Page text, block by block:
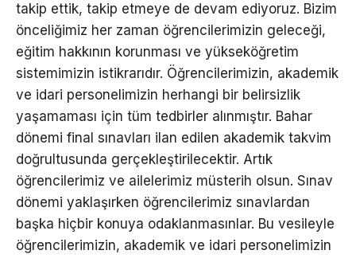
takip ettik, takip etmeye de devam ediyoruz. Bizim
önceliğimiz her zaman öğrencilerimizin geleceği,
eğitim hakkının korunması ve yükseköğretim
sistemimizin istikrarıdır. Öğrencilerimizin, akademik
ve idari personelimizin herhangi bir belirsizlik
yaşamaması için tüm tedbirler alınmıştır. Bahar
dönemi final sınavları ilan edilen akademik takvim
doğrultusunda gerçekleştirilecektir. Artık
öğrencilerimiz ve ailelerimiz müsterih olsun. Sınav
dönemi yaklaşırken öğrencilerimiz sınavlardan
başka hiçbir konuya odaklanmasınlar. Bu vesileyle
öğrencilerimizin, akademik ve idari personelimizin